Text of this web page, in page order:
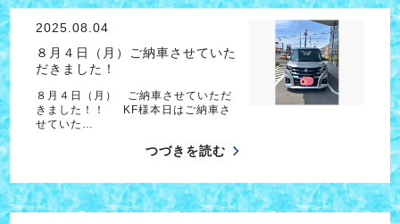
2025.08.04
８月４日（月）ご納車させていた
だきました！
８月４日（月） ご納車させていただ
きました！！ KF様本日はご納車さ
せていた…
つづきを読む